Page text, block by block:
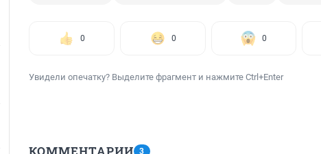
0 0 0
Увидели опечатку? Выделите фрагмент и нажмите Ctrl+Enter
3